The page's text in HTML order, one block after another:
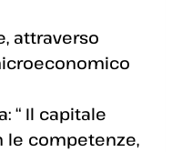
attraverso
“ Il capitale
le competenze,